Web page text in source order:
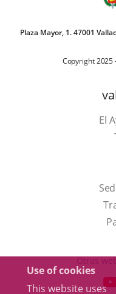
Use of cookies
This website uses
Plaza Mayor, 1. 47001
Copyright 2025
El
Otras